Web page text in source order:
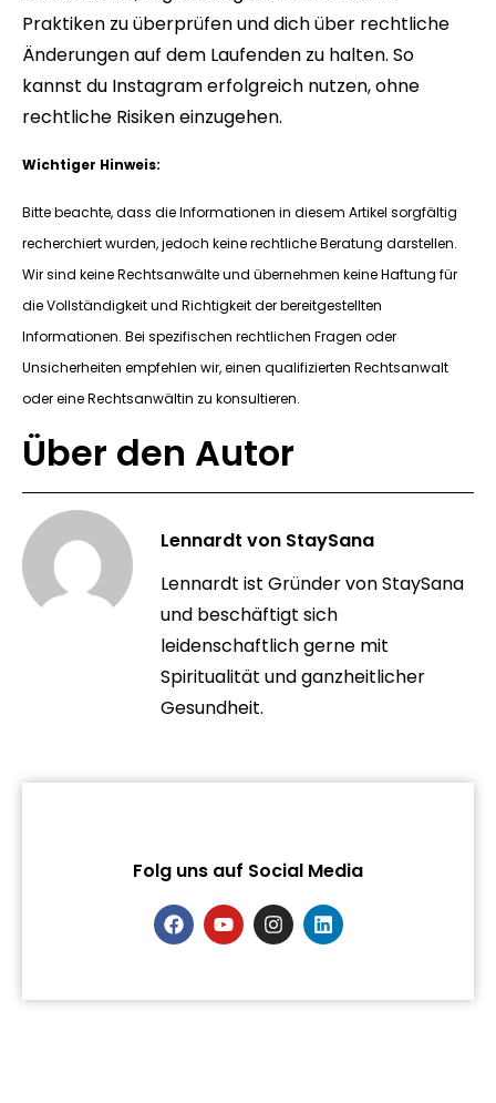
Folg uns auf Social Media
Praktiken zu überprüfen und dich über rechtliche
Änderungen auf dem Laufenden zu halten. So
kannst du Instagram erfolgreich nutzen, ohne
rechtliche Risiken einzugehen.
Wichtiger Hinweis:
Bitte beachte, dass die Informationen in diesem Artikel sorgfältig
recherchiert wurden, jedoch keine rechtliche Beratung darstellen.
Wir sind keine Rechtsanwälte und übernehmen keine Haftung für
die Vollständigkeit und Richtigkeit der bereitgestellten
Informationen. Bei spezifischen rechtlichen Fragen oder
Unsicherheiten empfehlen wir, einen qualifizierten Rechtsanwalt
oder eine Rechtsanwältin zu konsultieren.
Über den Autor
Lennardt von StaySana
Lennardt ist Gründer von StaySana
und beschäftigt sich
leidenschaftlich gerne mit
Spiritualität und ganzheitlicher
Gesundheit.